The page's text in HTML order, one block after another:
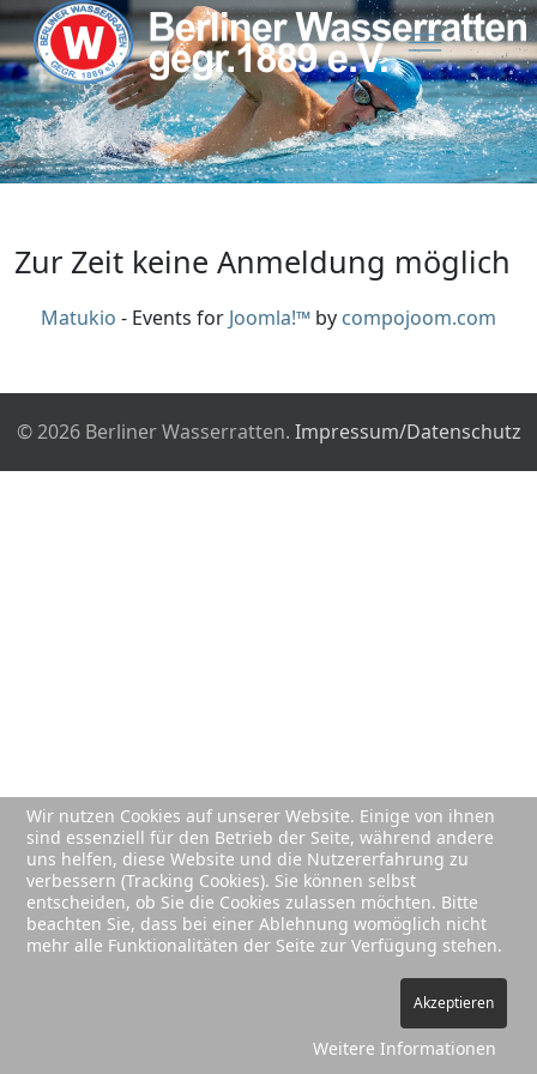
Zur Zeit keine Anmeldung möglich
Matukio - Events for Joomla!™ by compojoom.com
© 2026 Berliner Wasserratten. Impressum/Datenschutz
Wir nutzen Cookies auf unserer Website. Einige von ihnen
sind essenziell für den Betrieb der Seite, während andere
uns helfen, diese Website und die Nutzererfahrung zu
verbessern (Tracking Cookies). Sie können selbst
entscheiden, ob Sie die Cookies zulassen möchten. Bitte
beachten Sie, dass bei einer Ablehnung womöglich nicht
mehr alle Funktionalitäten der Seite zur Verfügung stehen.
Akzeptieren
Weitere Informationen